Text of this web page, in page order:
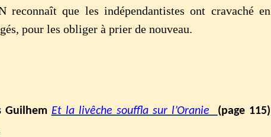
reconnaît que les indépendantistes ont cravaché en
pour les obliger à prier de nouveau.
Guilhem Et la livêche souffla sur l’Oranie (page 115)